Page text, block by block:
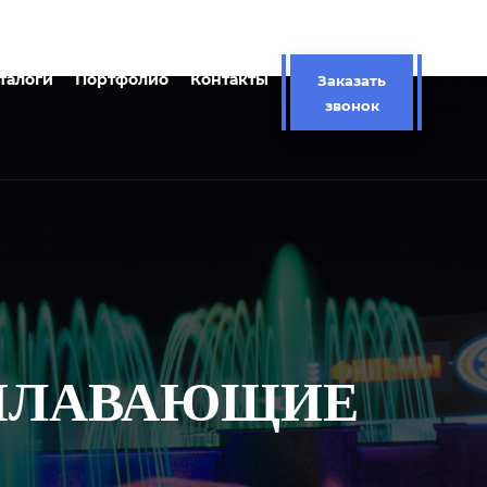
Портфолио Контакты
Заказать
звонок